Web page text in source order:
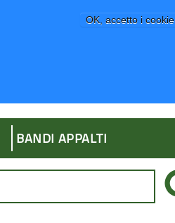
OK, accetto i cookie
BANDI APPALTI